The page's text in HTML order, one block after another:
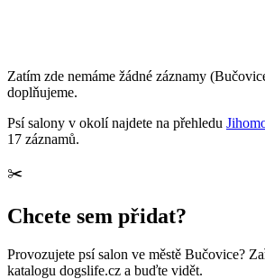
Zatím zde nemáme žádné záznamy
doplňujeme.
Psí salony v okolí najdete na přehledu
17 záznamů.
✂️
Chcete sem přidat?
Provozujete psí salon ve městě Bučovice?
katalogu dogslife.cz a buďte vidět.